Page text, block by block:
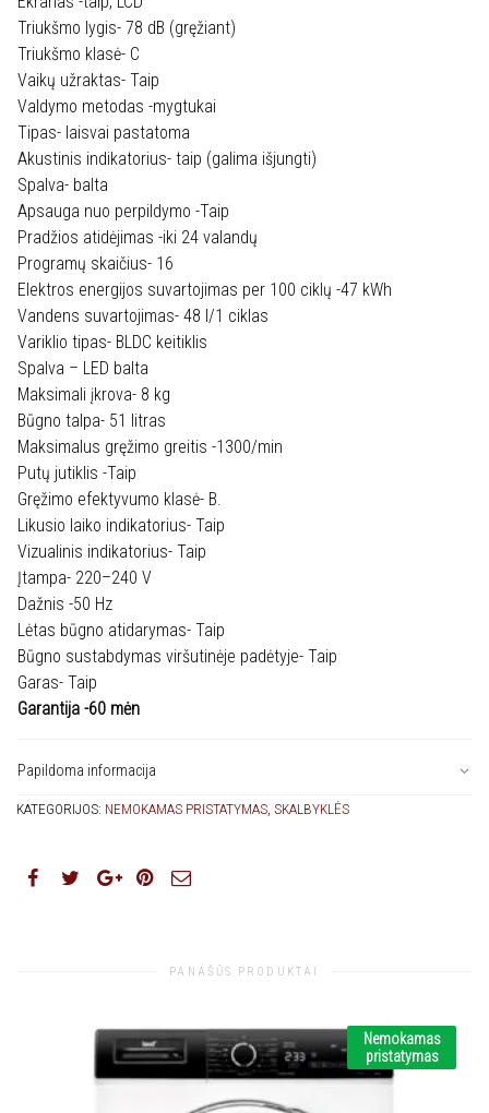
Triukšmo lygis- 78 dB (gręžiant)
Triukšmo klasė- C
Vaikų užraktas- Taip
Valdymo metodas -mygtukai
Tipas- laisvai pastatoma
Akustinis indikatorius- taip (galima išjungti)
Spalva- balta
Apsauga nuo perpildymo -Taip
Pradžios atidėjimas -iki 24 valandų
Programų skaičius- 16
Elektros energijos suvartojimas per 100 ciklų -47 kWh
Vandens suvartojimas- 48 l/1 ciklas
Variklio tipas- BLDC keitiklis
Spalva – LED balta
Maksimali įkrova- 8 kg
Būgno talpa- 51 litras
Maksimalus gręžimo greitis -1300/min
Putų jutiklis -Taip
Gręžimo efektyvumo klasė- B.
Likusio laiko indikatorius- Taip
Vizualinis indikatorius- Taip
Įtampa- 220–240 V
Dažnis -50 Hz
Lėtas būgno atidarymas- Taip
Būgno sustabdymas viršutinėje padėtyje- Taip
Garas- Taip
Garantija -60 mėn
Papildoma informacija
KATEGORIJOS: NEMOKAMAS PRISTATYMAS, SKALBYKLĖS
PANAŠŪS PRODUKTAI
Nemokamas
pristatymas